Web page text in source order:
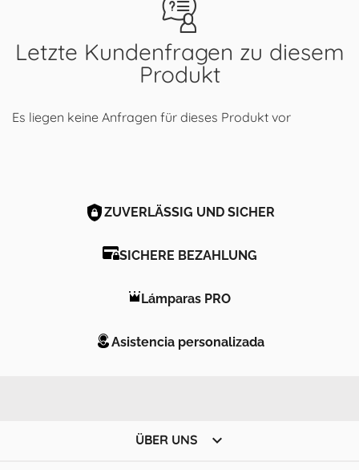
Letzte Kundenfragen zu diesem
Produkt
Es liegen keine Anfragen für dieses Produkt vor
ZUVERLÄSSIG UND SICHER
SICHERE BEZAHLUNG
Lámparas PRO
Asistencia personalizada
ÜBER UNS 